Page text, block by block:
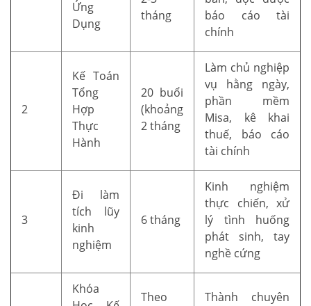
Ứng
Dụng
tháng
báo cáo tài
chính
2
Kế Toán
Tổng
Hợp
Thực
Hành
20 buổi
(khoảng
2 tháng
Làm chủ nghiệp
vụ hằng ngày,
phần mềm
Misa, kê khai
thuế, báo cáo
tài chính
3
Đi làm
tích lũy
kinh
nghiệm
6 tháng
Kinh nghiệm
thực chiến, xử
lý tình huống
phát sinh, tay
nghề cứng
Khóa
Theo
Thành chuyên